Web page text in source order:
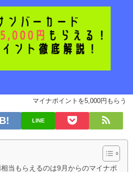
マイナポイントを5,000円もらう
LINE
当もらえるのは9月からのマイナポ